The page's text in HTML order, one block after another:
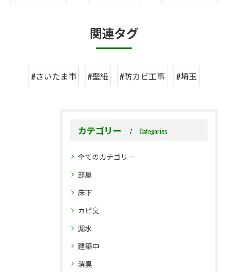
関連タグ
#さいたま市 #壁紙 #防カビ工事 #埼玉
カテゴリー Categories
全てのカテゴリー
部屋
床下
カビ臭
漏水
建築中
消臭